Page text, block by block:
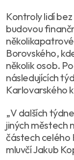
Kontroly lidí
budovou
Borovského,
několik osob.
následujících
Karlovarského
„V dalších
jiných městech
částech celého
mluvčí Jakub